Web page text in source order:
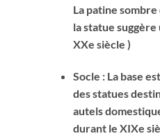
La patine
la statue
XXe siècle )
Socle : La base
des statues
autels
durant le XIXe